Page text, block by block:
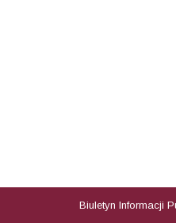
Biuletyn Informacji